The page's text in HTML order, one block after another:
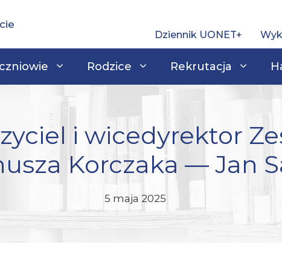
Dziennik UONET+
Rodzice Rekrutacja
i wicedyrektor
Korczaka — Jan
5 maja 2025